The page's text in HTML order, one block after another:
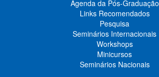
Agenda da Pós-Graduação
Links Recomendados
Pesquisa
Seminários Internacionais
Workshops
Minicursos
Seminários Nacionais